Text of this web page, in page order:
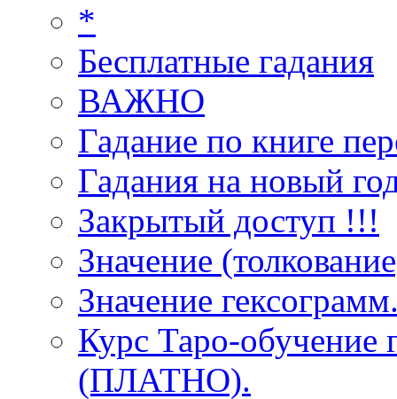
*
Бесплатные гадания
ВАЖНО
Гадание по книге
Гадания на новый
Закрытый доступ !!!
Значение
Значение
Курс Таро-обучение
(ПЛАТНО).